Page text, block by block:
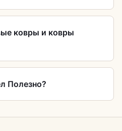
ковры и ковры
Полезно?